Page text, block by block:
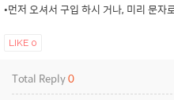
•먼저 오셔서 구입 하시 거나, 미리 문자
LIKE 0
Total Reply0